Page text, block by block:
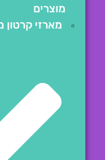
מוצרים
מארזי קרטון